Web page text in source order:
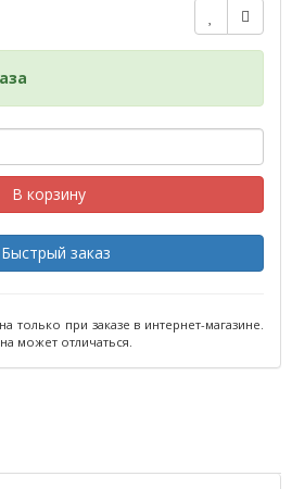
В корзину
Быстрый заказ
только при заказе в интернет-магазине.
может отличаться.